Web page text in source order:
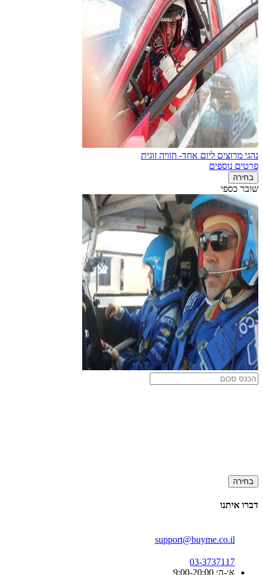
נהגי מרוצים ליום אחד- חוויה זוגית
פרטים נוספים
בחירה
שובר כספי
בחירה
דברו איתנו
support@buyme.co.il
03-3737117
א׳-ה׳ 9:00-20:00